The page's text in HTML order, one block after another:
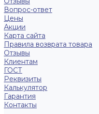
Вопрос-ответ
Цены
Акции
Карта сайта
Правила возврата товара
Отзывы
Клиентам
ГОСТ
Реквизиты
Калькулятор
Гарантия
Контакты